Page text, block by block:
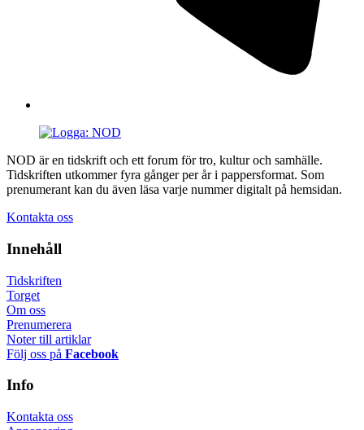
NOD är en tidskrift och ett forum för tro, kultur och samhälle.
Tidskriften utkommer fyra gånger per år i pappersformat. Som
prenumerant kan du även läsa varje nummer digitalt på hemsidan.
Kontakta oss
Innehåll
Tidskriften
Torget
Om oss
Prenumerera
Noter till artiklar
Följ oss på Facebook
Info
Kontakta oss